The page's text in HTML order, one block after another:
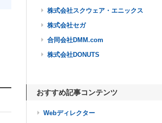
株式会社スクウェア・エニックス
株式会社セガ
合同会社DMM.com
株式会社DONUTS
おすすめ記事コンテンツ
Webディレクター